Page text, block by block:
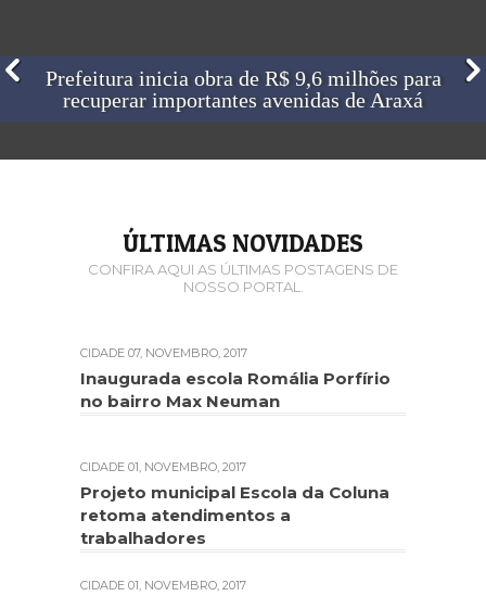
ÚLTIMAS NOVIDADES
CONFIRA AQUI AS ÚLTIMAS POSTAGENS DE
NOSSO PORTAL.
CIDADE 07, NOVEMBRO, 2017
Inaugurada escola Romália Porfírio
no bairro Max Neuman
CIDADE 01, NOVEMBRO, 2017
Projeto municipal Escola da Coluna
retoma atendimentos a
trabalhadores
CIDADE 01, NOVEMBRO, 2017